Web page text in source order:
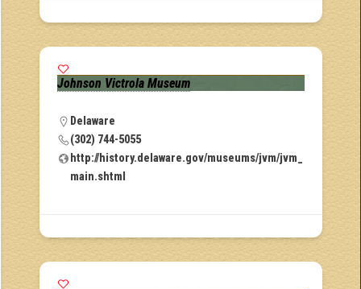
Johnson Victrola Museum
Delaware
(302) 744-5055
http://history.delaware.gov/museums/jvm/jvm_
main.shtml